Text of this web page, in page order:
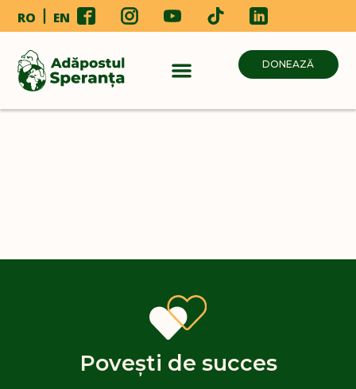
RO EN
DONEAZĂ
Povești de succes